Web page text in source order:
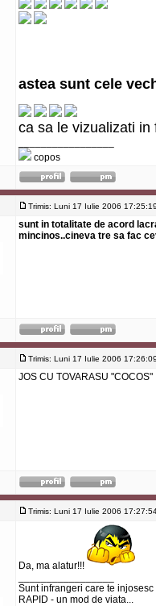
astea sunt cele
ca sa le vizualizati
copos
Trimis: Luni 17 Iulie 2006 17:25:19
sunt in totalitate de acord
mincinos..cineva tre sa fac
Trimis: Luni 17 Iulie 2006 17:26:09
JOS CU TOVARASU "COCOS"
Trimis: Luni 17 Iulie 2006
Da, ma alatur!!!
Sunt infrangeri care te
RAPID - un mod de viata...